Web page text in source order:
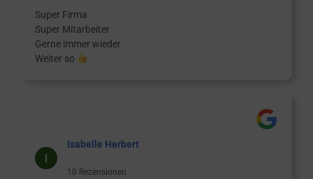
Super Firma
Super Mitarbeiter
Gerne immer wieder
Weiter so
Isabelle Herbert
10 Rezensionen